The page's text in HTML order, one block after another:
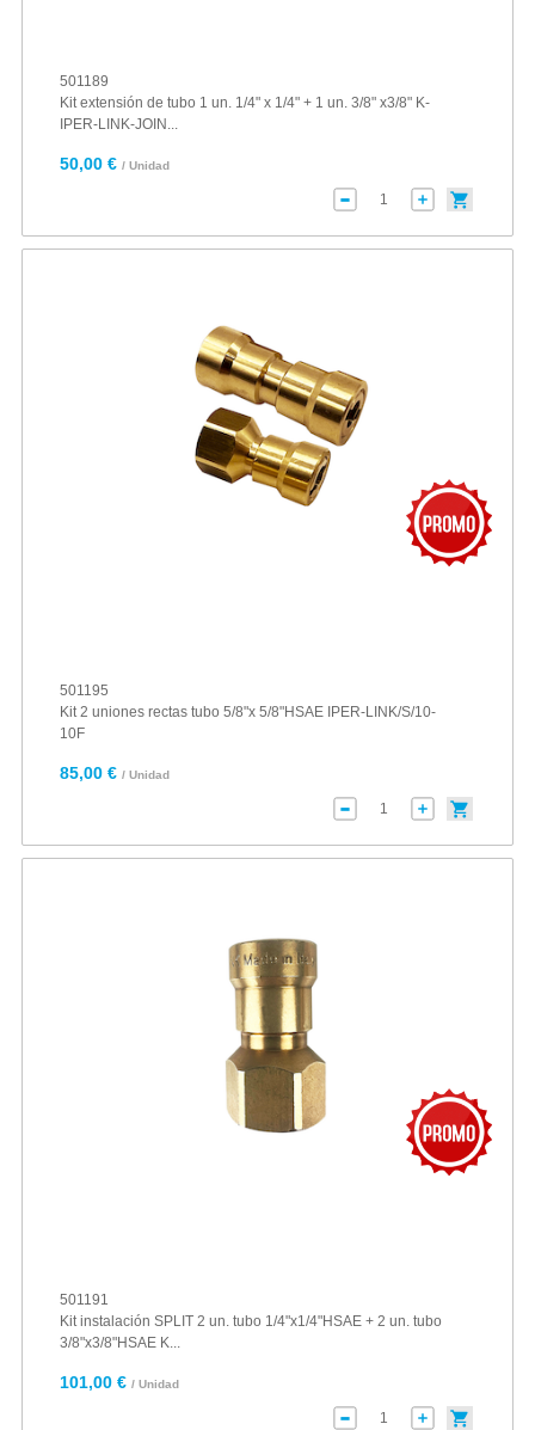
501189
Kit extensión de tubo 1 un. 1/4" x 1/4" + 1 un. 3/8" x3/8" K-
IPER-LINK-JOIN...
50,00 € / Unidad
501195
Kit 2 uniones rectas tubo 5/8"x 5/8"HSAE IPER-LINK/S/10-
10F
85,00 € / Unidad
501191
Kit instalación SPLIT 2 un. tubo 1/4"x1/4"HSAE + 2 un. tubo
3/8"x3/8"HSAE K...
101,00 € / Unidad